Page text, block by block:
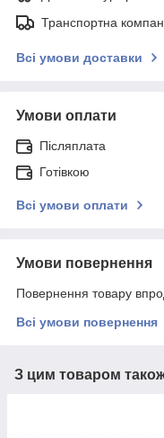
Транспортна
Всі умови доставки
Умови оплати
Післяплата
Готівкою
Всі умови оплати
Умови повернення
Повернення товару
Всі умови повернення
З цим товаром